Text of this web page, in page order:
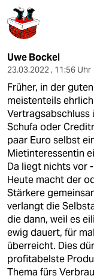
verlag
verlag
veranstaltungen
shop
fragen & hilfe
unterstützen
abo
genossenschaft
epaper login
Uwe Bockel
23.03.2022 , 11:56 Uhr
Früher, in der
meistenteils
Vertragsabschluss
Schufa oder
paar Euro selbst
Mietinteressentin
Da liegt nichts vor
Heute macht der
Stärkere
verlangt die
die dann, weil es
ewig dauert, für
überreicht. Dies
profitabelste
Thema fürs